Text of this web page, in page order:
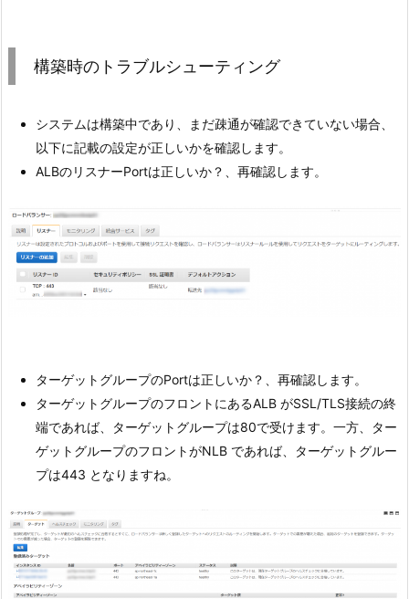
構築時のトラブルシューティング
システムは構築中であり、まだ疎通が確認できていない場合、
以下に記載の設定が正しいかを確認します。
ALBのリスナーPortは正しいか？、再確認します。
ターゲットグループのPortは正しいか？、再確認します。
ターゲットグループのフロントにあるALB がSSL/TLS接続の終
端であれば、ターゲットグループは80で受けます。一方、ター
ゲットグループのフロントがNLB であれば、ターゲットグルー
プは443 となりますね。